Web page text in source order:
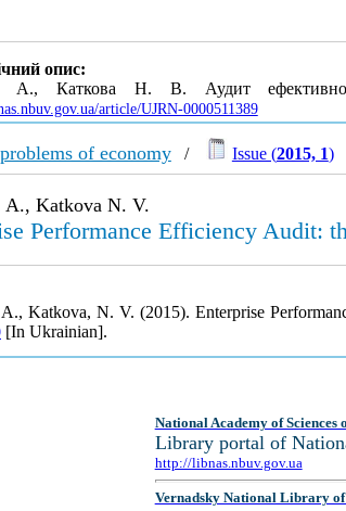
опис:
Каткова Н. В. Аудит
article/UJRN-0000511389
of economy/ Issue (2015, 1)
A., Katkova N. V.
Performance Efficiency Audit:
Katkova, N. V. (2015). Enterprise
[In Ukrainian].
National Academy of Sciences
Library portal of
http://libnas.nbuv.gov.ua
Vernadsky National Library